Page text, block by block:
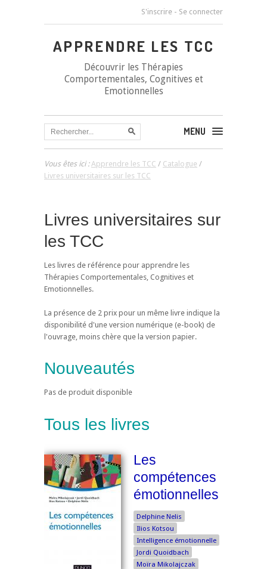
S'inscrire - Se connecter
APPRENDRE LES TCC
Découvrir les Thérapies
Comportementales, Cognitives et
Emotionnelles
MENU
Vous êtes ici :Apprendre les TCC / Catalogue /
Livres universitaires sur les TCC
Livres universitaires sur
les TCC
Les livres de référence pour apprendre les
Thérapies Comportementales, Cognitives et
Emotionnelles.
La présence de 2 prix pour un même livre indique la
disponibilité d'une version numérique (e-book) de
l'ouvrage, moins chère que la version papier.
Nouveautés
Pas de produit disponible
Tous les livres
Les
compétences
émotionnelles
Delphine Nelis
Ilios Kotsou
Intelligence émotionnelle
Jordi Quoidbach
Moïra Mikolajczak